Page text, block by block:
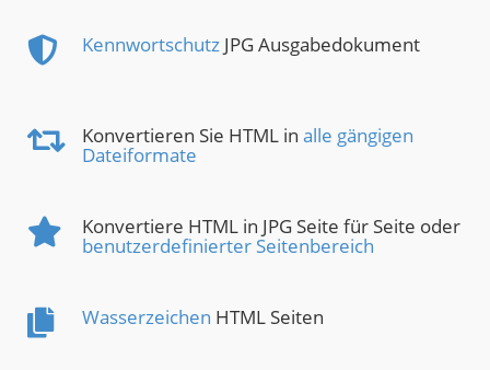
Kennwortschutz JPG Ausgabedokument
Konvertieren Sie HTML in alle gängigen
Dateiformate
Konvertiere HTML in JPG Seite für Seite oder
benutzerdefinierter Seitenbereich
Wasserzeichen HTML Seiten